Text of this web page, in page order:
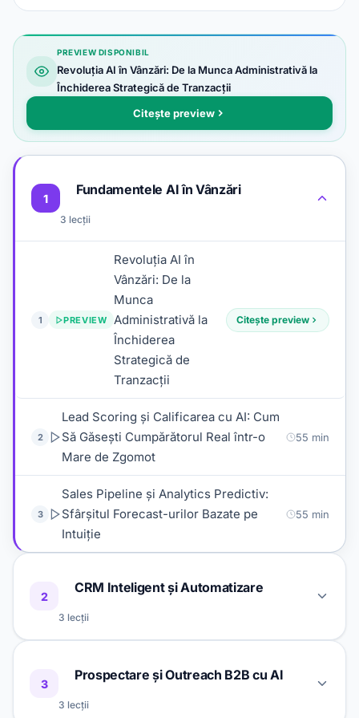
PREVIEW DISPONIBIL
Revoluția AI în Vânzări: De la Munca Administrativă la
Închiderea Strategică de Tranzacții
Citește preview
1
Fundamentele AI în Vânzări
3 lecții
1 PREVIEW
Revoluția AI în
Vânzări: De la
Munca
Administrativă la
Închiderea
Strategică de
Tranzacții
Citește preview
2
Lead Scoring și Calificarea cu AI: Cum
Să Găsești Cumpărătorul Real într-o
Mare de Zgomot
55 min
3
Sales Pipeline și Analytics Predictiv:
Sfârșitul Forecast-urilor Bazate pe
Intuiție
55 min
2
CRM Inteligent și Automatizare
3 lecții
Salesforce Einstein și Cum Să Alegi
Corect
3
Prospectare și Outreach B2B cu AI
3 lecții